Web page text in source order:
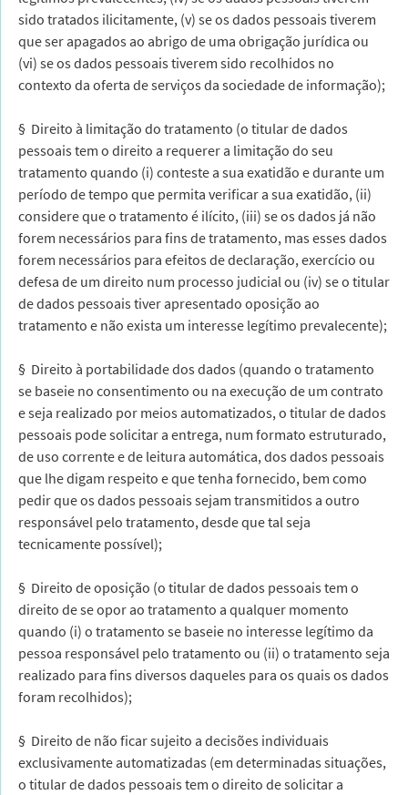
sido tratados ilicitamente, (v) se os dados pessoais tiverem
que ser apagados ao abrigo de uma obrigação jurídica ou
(vi) se os dados pessoais tiverem sido recolhidos no
contexto da oferta de serviços da sociedade de informação);
§ Direito à limitação do tratamento (o titular de dados
pessoais tem o direito a requerer a limitação do seu
tratamento quando (i) conteste a sua exatidão e durante um
período de tempo que permita verificar a sua exatidão, (ii)
considere que o tratamento é ilícito, (iii) se os dados já não
forem necessários para fins de tratamento, mas esses dados
forem necessários para efeitos de declaração, exercício ou
defesa de um direito num processo judicial ou (iv) se o titular
de dados pessoais tiver apresentado oposição ao
tratamento e não exista um interesse legítimo prevalecente);
§ Direito à portabilidade dos dados (quando o tratamento
se baseie no consentimento ou na execução de um contrato
e seja realizado por meios automatizados, o titular de dados
pessoais pode solicitar a entrega, num formato estruturado,
de uso corrente e de leitura automática, dos dados pessoais
que lhe digam respeito e que tenha fornecido, bem como
pedir que os dados pessoais sejam transmitidos a outro
responsável pelo tratamento, desde que tal seja
tecnicamente possível);
§ Direito de oposição (o titular de dados pessoais tem o
direito de se opor ao tratamento a qualquer momento
quando (i) o tratamento se baseie no interesse legítimo da
pessoa responsável pelo tratamento ou (ii) o tratamento seja
realizado para fins diversos daqueles para os quais os dados
foram recolhidos);
§ Direito de não ficar sujeito a decisões individuais
exclusivamente automatizadas (em determinadas situações,
o titular de dados pessoais tem o direito de solicitar a